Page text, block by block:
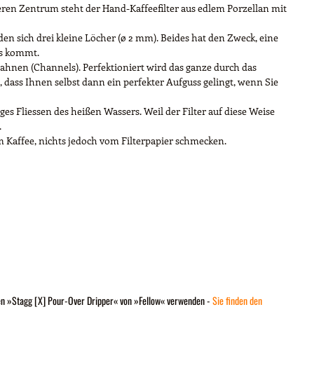
Zentrum steht der Hand-Kaffeefilter aus edlem Porzellan mit
sich drei kleine Löcher (ø 2 mm). Beides hat den Zweck, eine
kommt.
(Channels). Perfektioniert wird das ganze durch das
Ihnen selbst dann ein perfekter Aufguss gelingt, wenn Sie
Fliessen des heißen Wassers. Weil der Filter auf diese Weise
nichts jedoch vom Filterpapier schmecken.
»Stagg [X] Pour-Over Dripper« von »Fellow« verwenden -Sie finden den